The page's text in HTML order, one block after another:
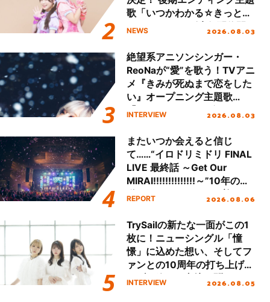
歌「いつかわかる☆きっとあ
える」TVサイズ先行配信開
NEWS 2026.08.03
絶望系アニソンシンガー・
ReoNaが“愛”を歌う！TVアニ
メ『きみが死ぬまで恋をした
い』オープニング主題歌
「Amore」インタビュー
INTERVIEW 2026.08.03
またいつか会えると信じ
て……“イロドリミドリ FINAL
LIVE 最終話 ～Get Our
MIRAI!!!!!!!!!!!!!!～”10年の活
動を経てファイナルを迎える
REPORT 2026.08.06
TrySailの新たな一面がこの1
枚に！ニューシングル「憧
憬」に込めた想い、そしてフ
ァンとの10周年の打ち上げラ
イブを終えた心境を聞いた。
INTERVIEW 2026.08.05